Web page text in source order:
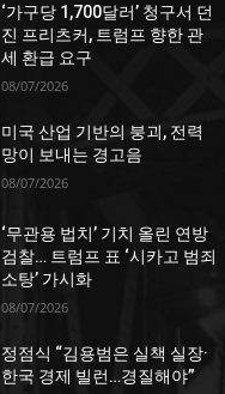
‘가구당 1,700달러’ 청구서 던
진 프리츠커, 트럼프 향한 관
세 환급 요구
08/07/2026
미국 산업 기반의 붕괴, 전력
망이 보내는 경고음
08/07/2026
‘무관용 법치’ 기치 올린 연방
검찰… 트럼프 표 ‘시카고 범죄
소탕’ 가시화
08/07/2026
정점식 “김용범은 실책 실장·
한국 경제 빌런…경질해야”